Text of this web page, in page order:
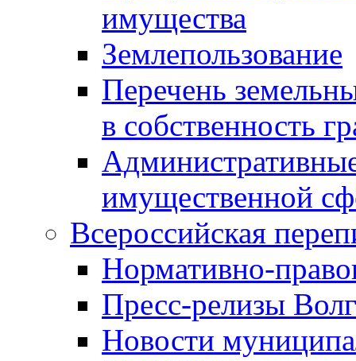
имущества
Землепользование
Перечень
в собственность
имущественной
Всероссийская
Нормативно-
Пресс-релизы
Новости